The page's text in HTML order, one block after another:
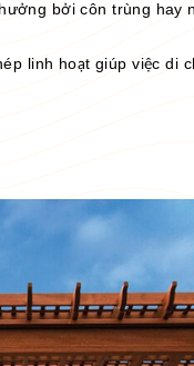
bởi côn trùng hay
linh hoạt giúp việc di